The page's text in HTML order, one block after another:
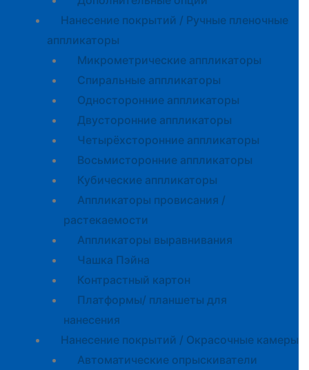
Нанесение покрытий / Ручные пленочные
аппликаторы
Микрометрические аппликаторы
Спиральные аппликаторы
Односторонние аппликаторы
Двусторонние аппликаторы
Четырёхсторонние аппликаторы
Восьмисторонние аппликаторы
Кубические аппликаторы
Аппликаторы провисания /
растекаемости
Аппликаторы выравнивания
Чашка Пэйна
Контрастный картон
Платформы/ планшеты для
нанесения
Нанесение покрытий / Окрасочные камеры
Автоматические опрыскиватели